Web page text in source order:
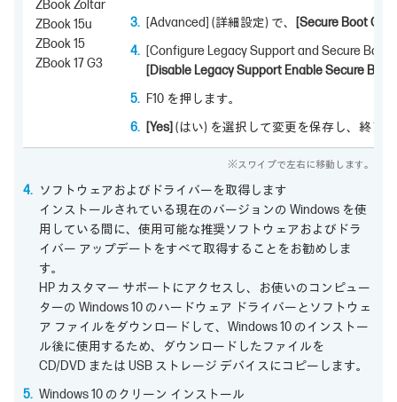
ZBook Zoltar
ZBook 15u
ZBook 15
ZBook 17 G3
[Advanced] (詳細設定) で、
[Secure Boot
[Configure Legacy Support and Secure
[Disable Legacy Support Enable Secure Boot]
F10 を押します。
[Yes] (はい) を選択して変更を保存し、終了
※スワイプで左右に移動します。
ソフトウェアおよびドライバーを取得します
インストールされている現在のバージョンの Windows を使
用している間に、使用可能な推奨ソフトウェアおよびドラ
イバー アップデートをすべて取得することをお勧めしま
す。
HP カスタマー サポートにアクセスし、お使いのコンピュー
ターの Windows 10 のハードウェア ドライバーとソフトウェ
ア ファイルをダウンロードして、Windows 10 のインストー
ル後に使用するため、ダウンロードしたファイルを
CD/DVD または USB ストレージ デバイスにコピーします。
Windows 10 のクリーン インストール